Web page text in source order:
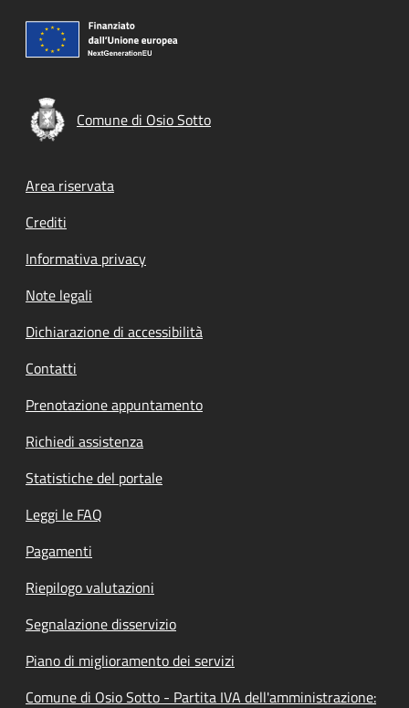
Comune di Osio Sotto
Footer menu
Area riservata
Crediti
Informativa privacy
Note legali
Dichiarazione di accessibilità
Contatti
Prenotazione appuntamento
Richiedi assistenza
Statistiche del portale
Leggi le FAQ
Pagamenti
Riepilogo valutazioni
Segnalazione disservizio
Piano di miglioramento dei servizi
Comune di Osio Sotto - Partita IVA dell'amministrazione: